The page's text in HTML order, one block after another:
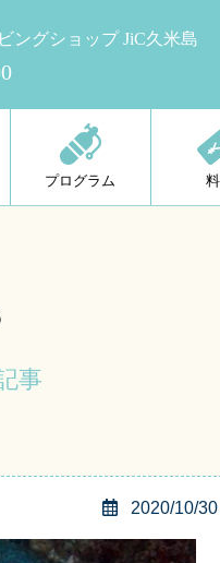
ングショップ JiC久米島
プログラム
事
2020/10/30